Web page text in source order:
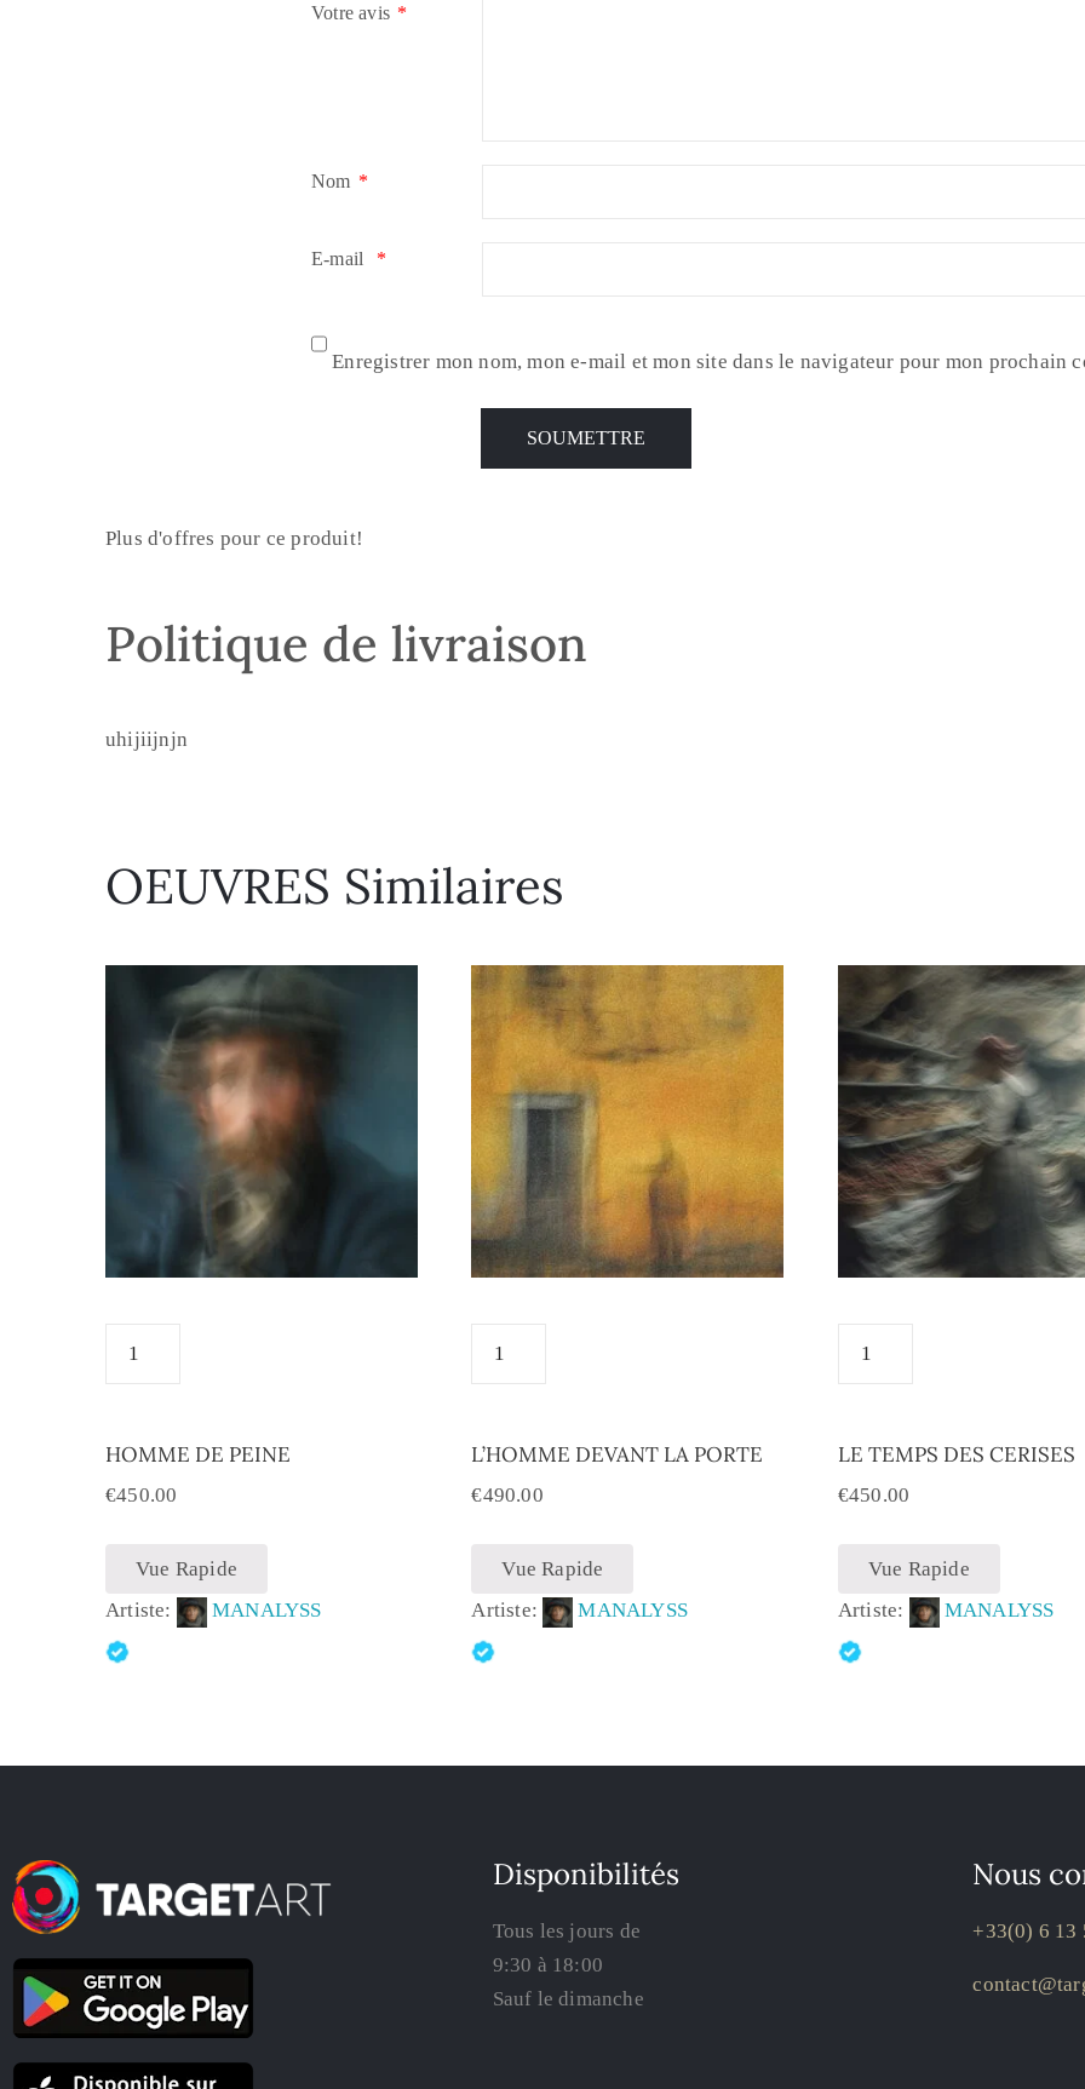
Votre avis *
Nom *
E-mail *
Enregistrer mon nom, mon e-mail et mon site dans le navigateur pour mon prochain
Plus d'offres pour ce produit!
Politique de livraison
uhijiijnjn
OEUVRES Similaires
HOMME DE PEINE
€450.00
Vue Rapide
Artiste:
MANALYSS
L’HOMME DEVANT LA PORTE
€490.00
Vue Rapide
Artiste:
MANALYSS
LE TEMPS DES CERISES
€450.00
Vue Rapide
Artiste:
MANALYSS
Disponibilités
Tous les jours de
9:30 à 18:00
Sauf le dimanche
Nous
+33(0) 6 13